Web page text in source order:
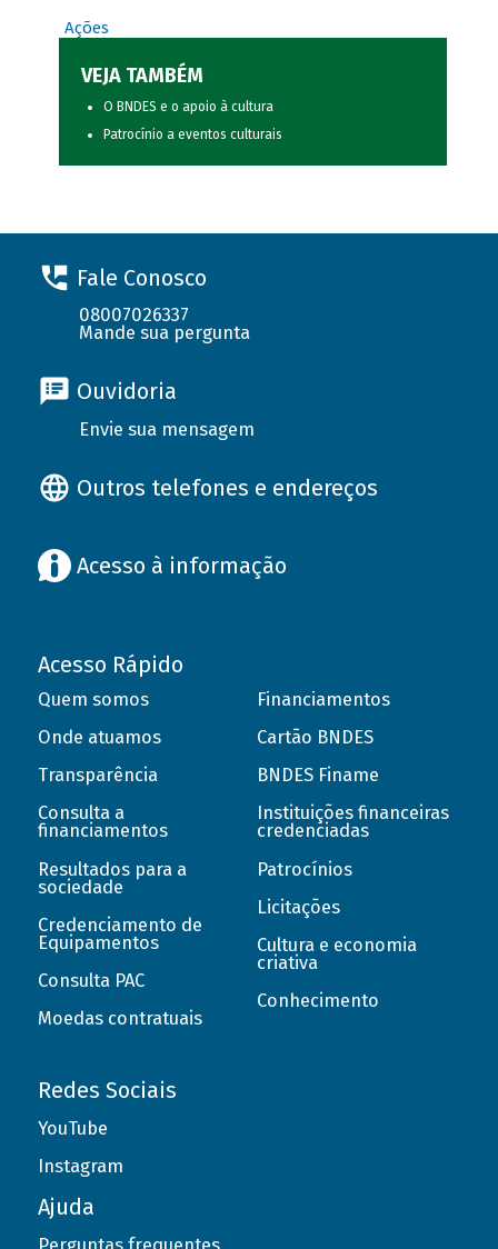
Ações
VEJA TAMBÉM
O BNDES e o apoio à cultura
Patrocínio a eventos culturais
Fale Conosco
08007026337
Mande sua pergunta
Ouvidoria
Envie sua mensagem
Outros telefones e endereços
Acesso à informação
Acesso Rápido
Quem somos
Onde atuamos
Transparência
Consulta a
financiamentos
Resultados para a
sociedade
Credenciamento de
Equipamentos
Consulta PAC
Moedas contratuais
Financiamentos
Cartão BNDES
BNDES Finame
Instituições financeiras
credenciadas
Patrocínios
Licitações
Cultura e economia
criativa
Conhecimento
Redes Sociais
YouTube
Instagram
Ajuda
Perguntas frequentes